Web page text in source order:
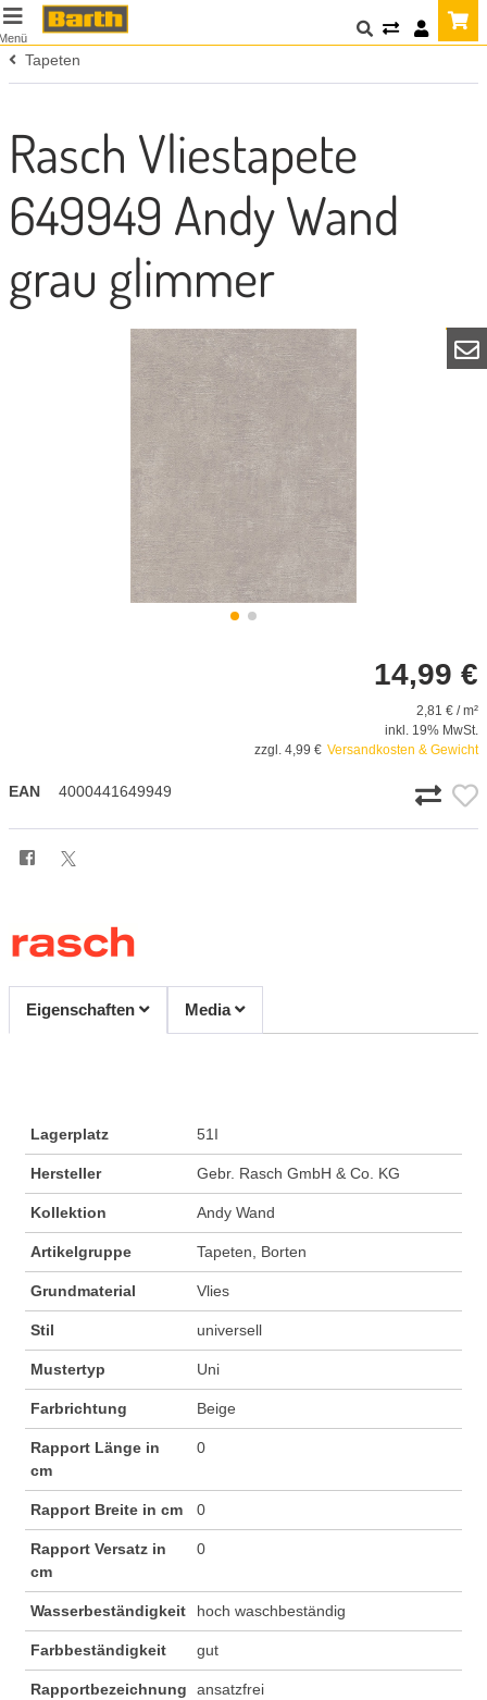
Tapeten
Rasch Vliestapete
649949 Andy Wand
grau glimmer
14,99 €
2,81 € / m²
inkl. 19% MwSt.
zzgl. 4,99 € Versandkosten & Gewicht
EAN 4000441649949
Eigenschaften Media
Lagerplatz 51I
Hersteller Gebr. Rasch GmbH & Co. KG
Kollektion Andy Wand
Artikelgruppe Tapeten, Borten
Grundmaterial Vlies
Stil universell
Mustertyp Uni
Farbrichtung Beige
Rapport Länge in
cm
0
Rapport Breite in cm 0
Rapport Versatz in
cm
0
Wasserbeständigkeit hoch waschbeständig
Farbbeständigkeit gut
Rapportbezeichnung ansatzfrei